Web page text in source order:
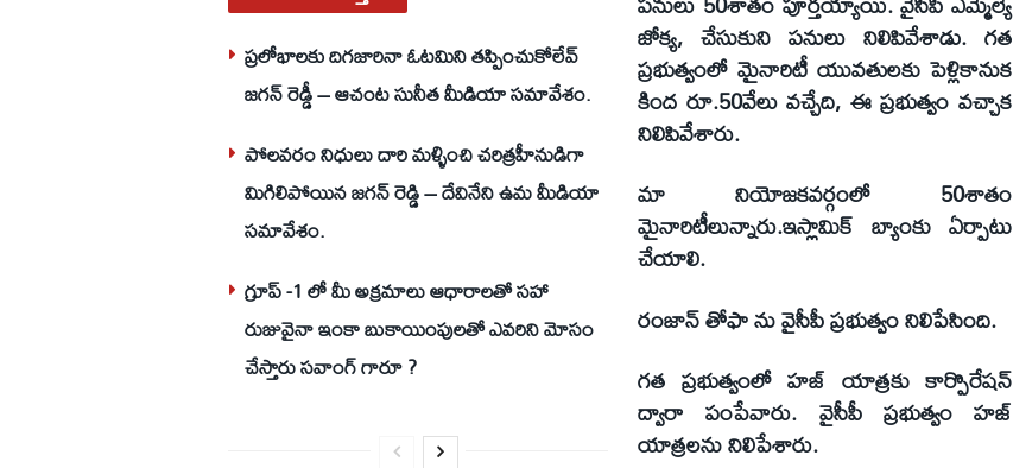
ప్రలోభాలకు దిగజారినా ఓటమిని తప్పించుకోలేవ్
జగన్ రెడ్డీ – ఆచంట సునీత మీడియా సమావేశం.
పోలవరం నిధులు దారి మళ్ళించి చరిత్రహీనుడిగా
మిగిలిపోయిన జగన్ రెడ్డి – దేవినేని ఉమ మీడియా
సమావేశం.
గ్రూప్ -1 లో మీ అక్రమాలు ఆధారాలతో సహా
రుజువైనా ఇంకా బుకాయింపులతో ఎవరిని మోసం
చేస్తారు సవాంగ్ గారూ ?
జోక్య, చేసుకుని పనులు నిలిపివేశాడు. గత
ప్రభుత్వంలో మైనారిటీ యువతులకు పెళ్లికానుక
కింద రూ.50వేలు వచ్చేది, ఈ ప్రభుత్వం వచ్చాక
నిలిపివేశారు.
మా నియోజకవర్గంలో 50శాతం
మైనారిటీలున్నారు.ఇస్లామిక్ బ్యాంకు ఏర్పాటు
చేయాలి.
రంజాన్ తోఫా ను వైసీపీ ప్రభుత్వం నిలిపేసింది.
గత ప్రభుత్వంలో హజ్ యాత్రకు కార్పొరేషన్
ద్వారా పంపేవారు. వైసీపీ ప్రభుత్వం హజ్
యాత్రలను నిలిపేశారు.